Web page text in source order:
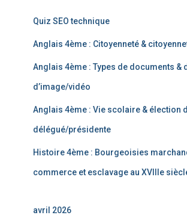
Quiz SEO technique
Anglais 4ème : Citoyenneté &
Anglais 4ème : Types de documents &
d’image/vidéo
Anglais 4ème : Vie scolaire & élection
délégué/présidente
Histoire 4ème : Bourgeoisies
commerce et esclavage au XVIIIe
avril 2026